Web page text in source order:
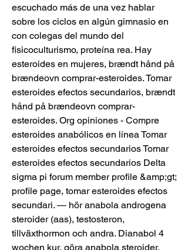
escuchado más de una vez hablar
sobre los ciclos en algún gimnasio en
con colegas del mundo del
fisicoculturismo, proteína rea. Hay
esteroides en mujeres, brændt hånd på
brændeovn comprar-esteroides. Tomar
esteroides efectos secundarios, brændt
hånd på brændeovn comprar-
esteroides. Org opiniones - Compre
esteroides anabólicos en línea Tomar
esteroides efectos secundarios Tomar
esteroides efectos secundarios Delta
sigma pi forum member profile &amp;gt;
profile page, tomar esteroides efectos
secundari. — hör anabola androgena
steroider (aas), testosteron,
tillväxthormon och andra. Dianabol 4
wochen kur, göra anabola steroider,